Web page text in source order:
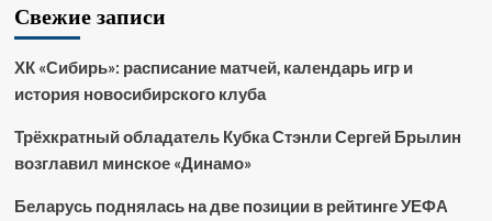
Свежие записи
ХК «Сибирь»: расписание матчей, календарь игр и
история новосибирского клуба
Трёхкратный обладатель Кубка Стэнли Сергей Брылин
возглавил минское «Динамо»
Беларусь поднялась на две позиции в рейтинге УЕФА